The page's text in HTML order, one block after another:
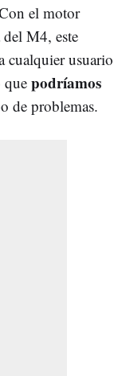
el motor
M4, este
cualquier usuario
que podríamos
de problemas.